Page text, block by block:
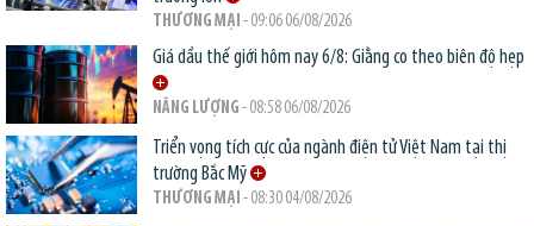
THƯƠNG MẠI - 09:06 06/08/2026
Giá dầu thế giới hôm nay 6/8: Giằng co theo biên độ hẹp
NĂNG LƯỢNG - 08:58 06/08/2026
Triển vọng tích cực của ngành điện tử Việt Nam tại thị
trường Bắc Mỹ
THƯƠNG MẠI - 08:30 04/08/2026